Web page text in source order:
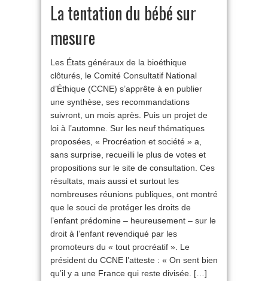
La tentation du bébé sur
mesure
Les États généraux de la bioéthique
clôturés, le Comité Consultatif National
d’Éthique (CCNE) s’apprête à en publier
une synthèse, ses recommandations
suivront, un mois après. Puis un projet de
loi à l’automne. Sur les neuf thématiques
proposées, « Procréation et société » a,
sans surprise, recueilli le plus de votes et
propositions sur le site de consultation. Ces
résultats, mais aussi et surtout les
nombreuses réunions publiques, ont montré
que le souci de protéger les droits de
l’enfant prédomine – heureusement – sur le
droit à l’enfant revendiqué par les
promoteurs du « tout procréatif ». Le
président du CCNE l’atteste : « On sent bien
qu’il y a une France qui reste divisée. […]